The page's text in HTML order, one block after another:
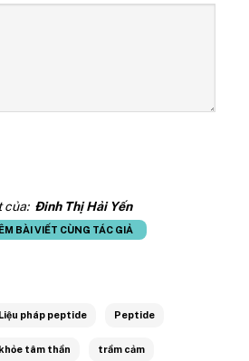
của: Đinh Thị Hải Yến
BÀI VIẾT CÙNG TÁC GIẢ
Liệu pháp peptide Peptide
tâm thần trầm cảm